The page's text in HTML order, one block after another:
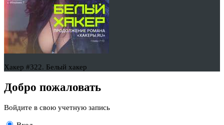
Хакер #322. Белый хакер
Добро пожаловать
Войдите в свою учетную запись